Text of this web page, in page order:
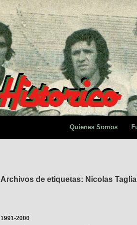
Quienes Somos
Archivos de etiquetas: Nicolas
1991-2000